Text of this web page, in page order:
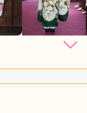
286,000円~
入